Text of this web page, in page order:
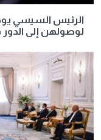
الرئيس السيسي
لوصولهن إلى الدور